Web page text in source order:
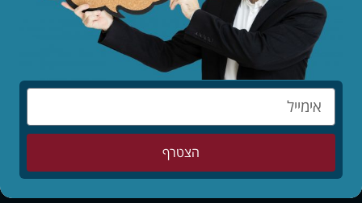
בין אדם לחבירו אמונה אישים ודמויות
הצטרף